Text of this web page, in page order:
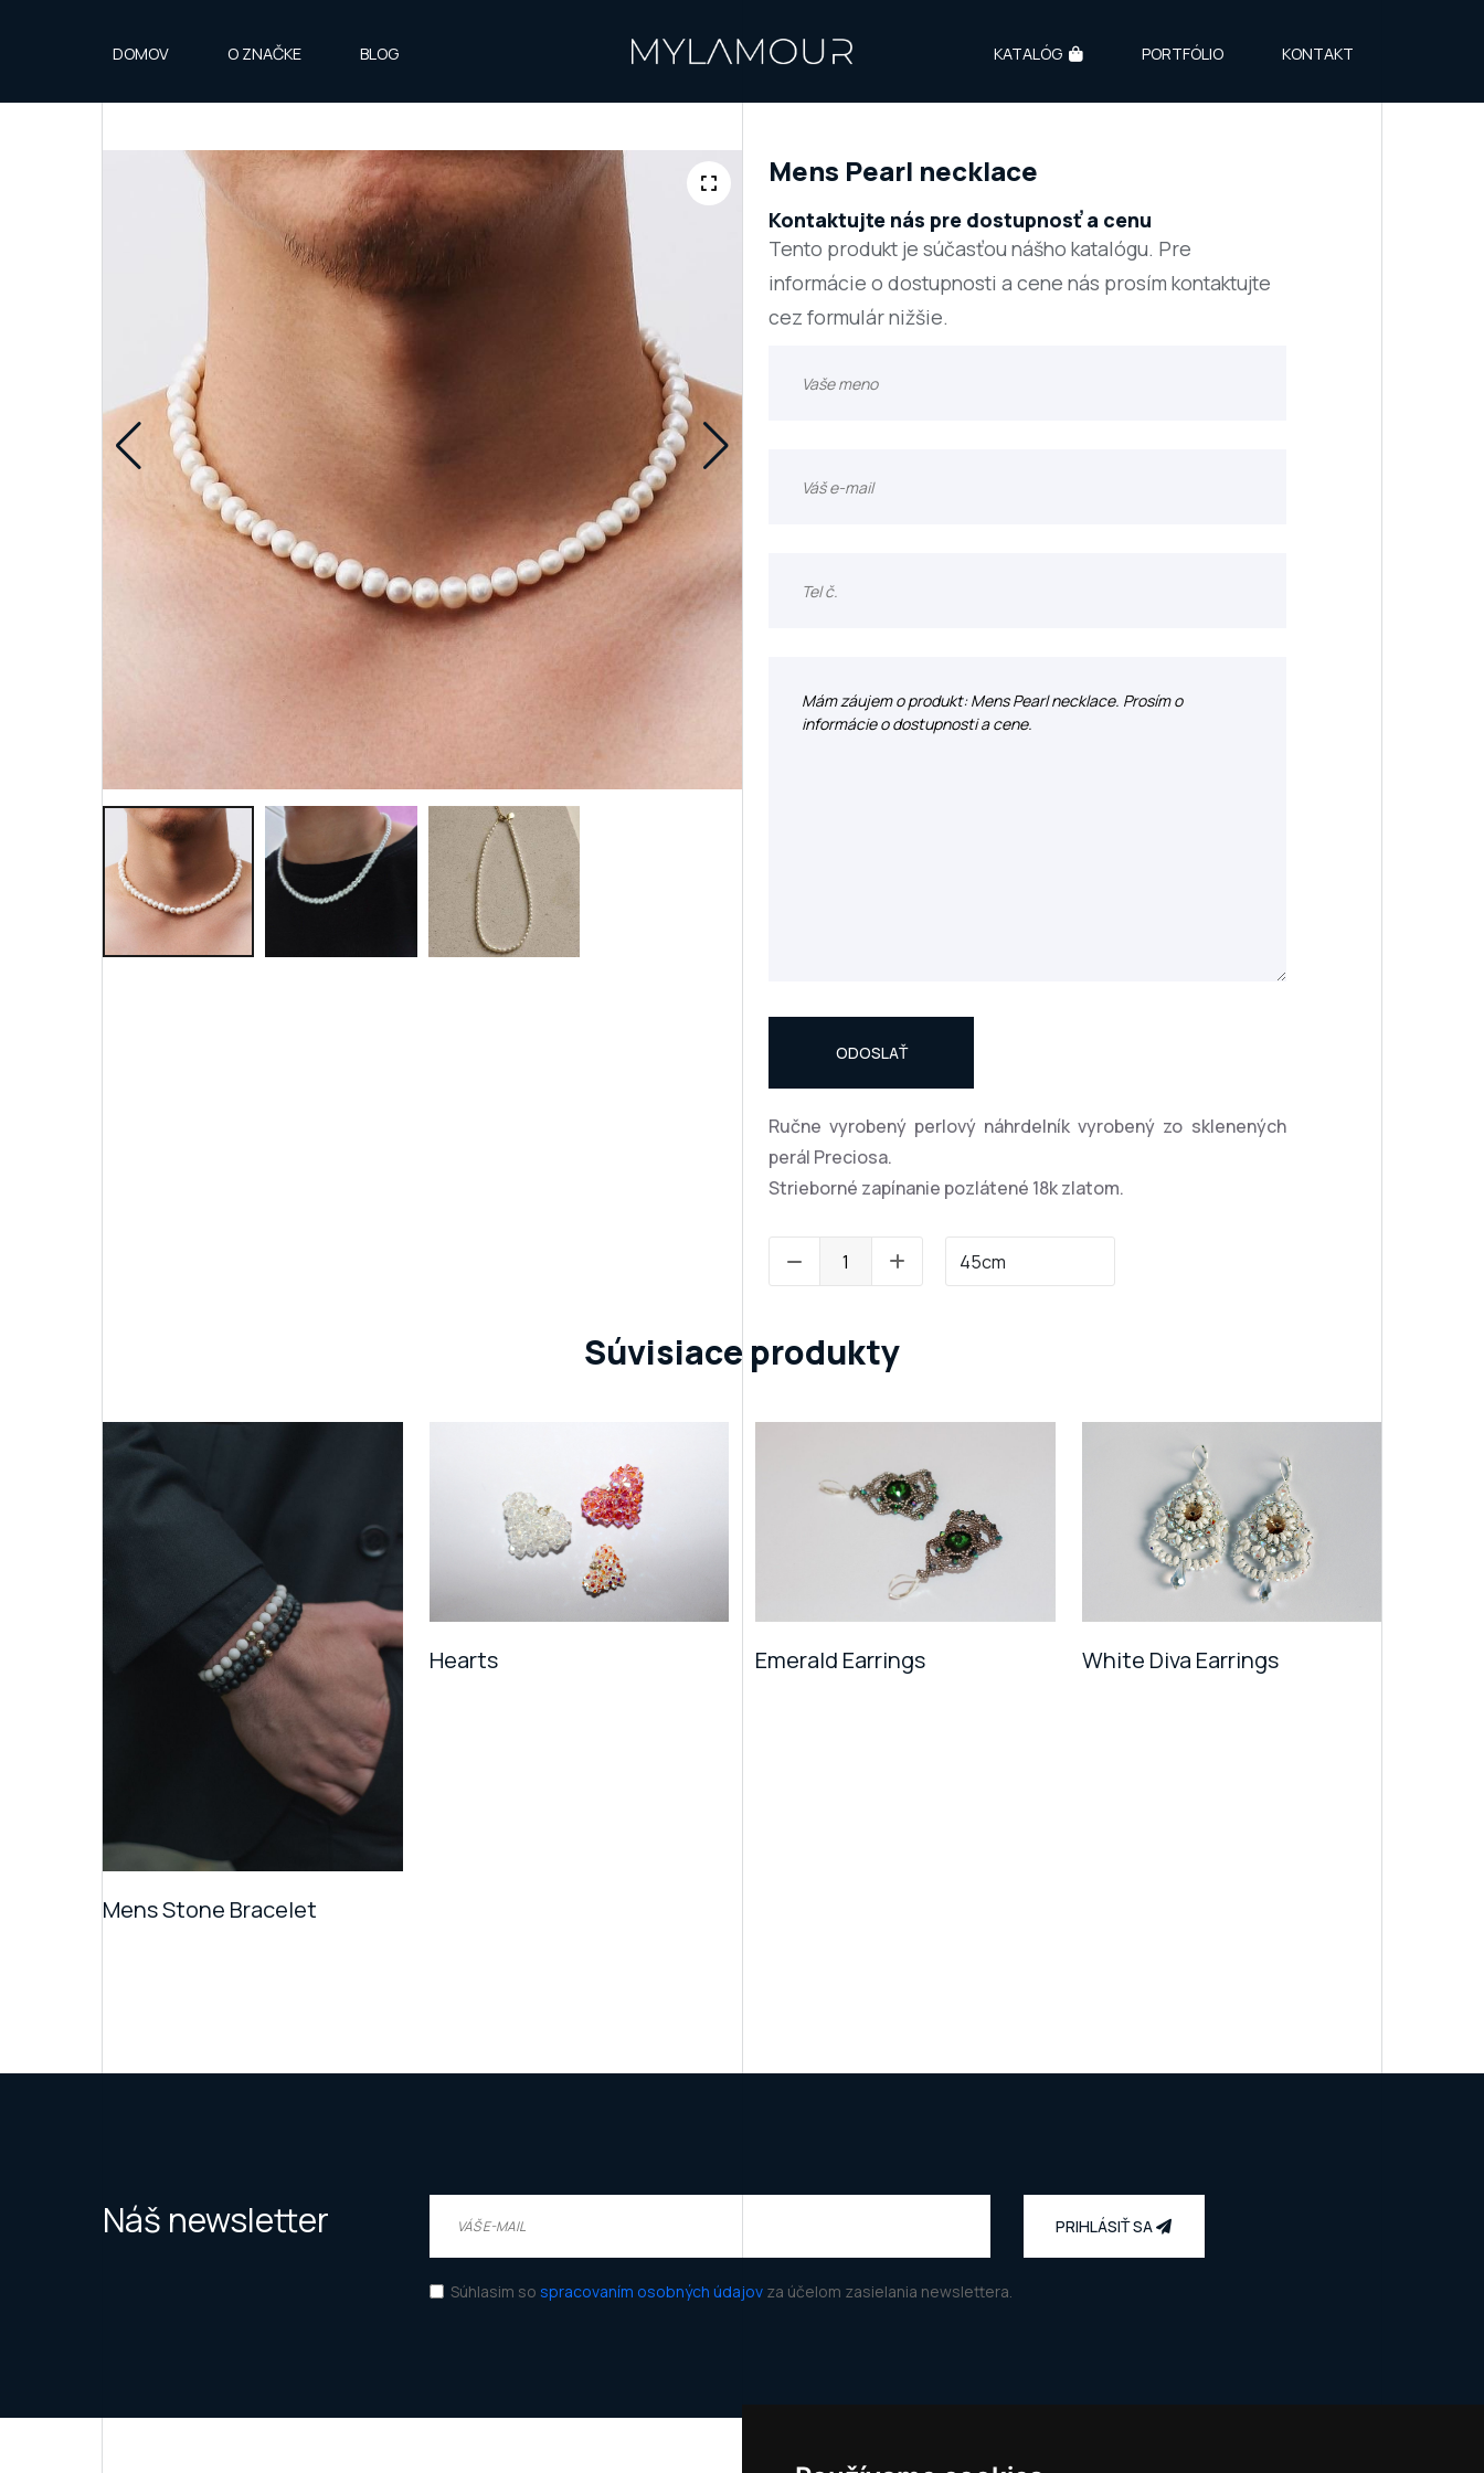
DOMOV O ZNAČKE BLOG KATALÓG PORTFÓLIO KONTAKT
Mens Pearl necklace
Kontaktujte nás pre dostupnosť a cenu
Tento produkt je súčasťou nášho katalógu. Pre
informácie o dostupnosti a cene nás prosím kontaktujte
cez formulár nižšie.
ODOSLAŤ
Ručne vyrobený perlový náhrdelník vyrobený zo sklenených
perál Preciosa.
Strieborné zapínanie pozlátené 18k zlatom.
Súvisiace produkty
Mens Stone Bracelet
Hearts Emerald Earrings White Diva Earrings
Náš newsletter PRIHLÁSIŤ SA
Súhlasim so spracovaním osobných údajovza účelom zasielania newslettera.